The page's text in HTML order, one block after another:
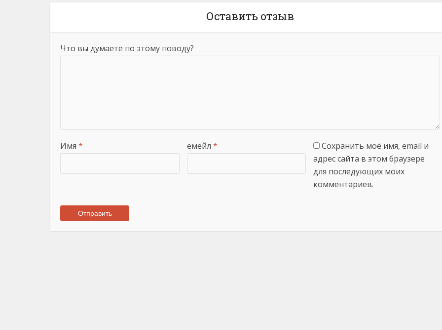
Оставить отзыв
Что вы думаете по этому поводу?
Имя * емейл *
Сохранить моё имя, email и
адрес сайта в этом браузере
для последующих моих
комментариев.